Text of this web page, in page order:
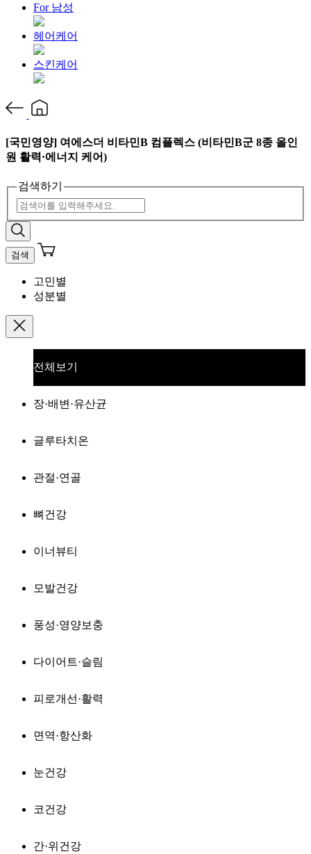
For 남성
헤어케어
스킨케어
[국민영양] 여에스더 비타민B 컴플렉스 (비타민B군 8종 올인
원 활력·에너지 케어)
검색하기
검색
고민별
성분별
전체보기
장·배변·유산균
글루타치온
관절·연골
뼈건강
이너뷰티
모발건강
풍성·영양보충
다이어트·슬림
피로개선·활력
면역·항산화
눈건강
코건강
간·위건강